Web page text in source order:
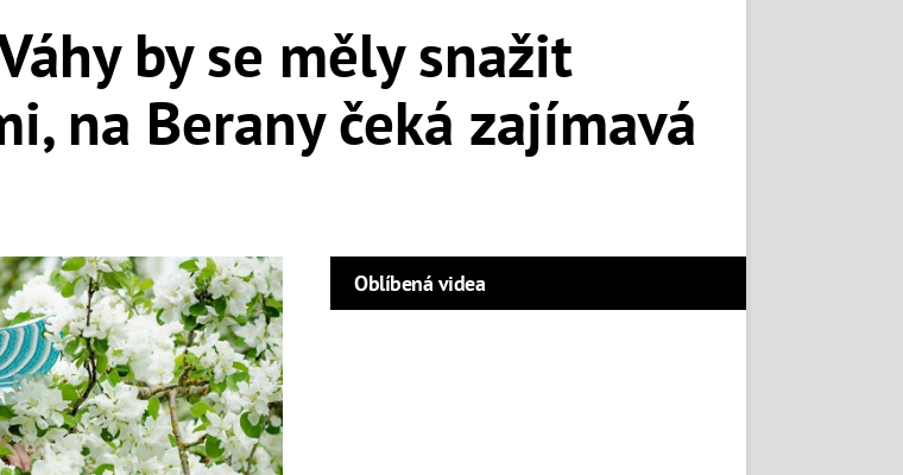
by se měly snažit
na Berany čeká zajímavá
Oblíbená videa